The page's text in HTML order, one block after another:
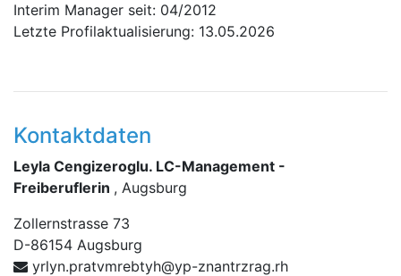
Interim Manager seit: 04/2012
Letzte Profilaktualisierung: 13.05.2026
Kontaktdaten
Leyla Cengizeroglu. LC-Management -
Freiberuflerin , Augsburg
Zollernstrasse 73
D-86154 Augsburg
hr.garzrtnanz-py@hytbermvtarp.nylry